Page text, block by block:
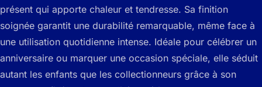
présent qui apporte chaleur et tendresse. Sa finition
soignée garantit une durabilité remarquable, même face à
une utilisation quotidienne intense. Idéale pour célébrer un
anniversaire ou marquer une occasion spéciale, elle séduit
autant les enfants que les collectionneurs grâce à son